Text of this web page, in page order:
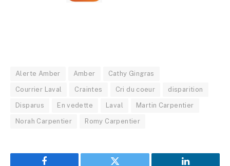
Alerte Amber Amber Cathy Gingras
Courrier Laval Craintes Cri du coeur disparition
Disparus En vedette Laval Martin Carpentier
Norah Carpentier Romy Carpentier